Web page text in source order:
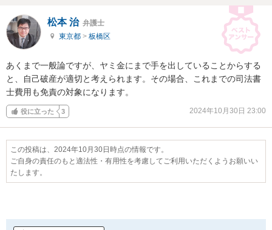
松本 治 弁護士
東京都 > 板橋区
あくまで一般論ですが、ヤミ金にまで手を出していることからする
と、自己破産が適切と考えられます。その場合、これまでの司法書
士費用も免責の対象になります。
役に立った 3 2024年10月30日 23:00
この投稿は、2024年10月30日時点の情報です。
ご自身の責任のもと適法性・有用性を考慮してご利用いただくようお願いい
たします。